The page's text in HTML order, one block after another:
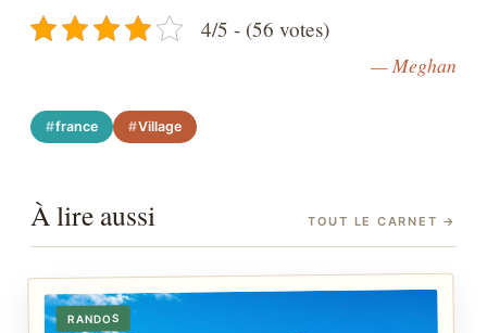
4/5 - (56 votes)
— Meghan
france Village
À lire aussi TOUT LE CARNET →
RANDOS